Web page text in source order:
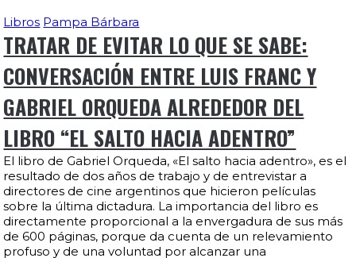
Libros Pampa Bárbara
TRATAR DE EVITAR LO QUE SE SABE:
CONVERSACIÓN ENTRE LUIS FRANC Y
GABRIEL ORQUEDA ALREDEDOR DEL
LIBRO “EL SALTO HACIA ADENTRO”
El libro de Gabriel Orqueda, «El salto hacia adentro», es el
resultado de dos años de trabajo y de entrevistar a
directores de cine argentinos que hicieron películas
sobre la última dictadura. La importancia del libro es
directamente proporcional a la envergadura de sus más
de 600 páginas, porque da cuenta de un relevamiento
profuso y de una voluntad por alcanzar una